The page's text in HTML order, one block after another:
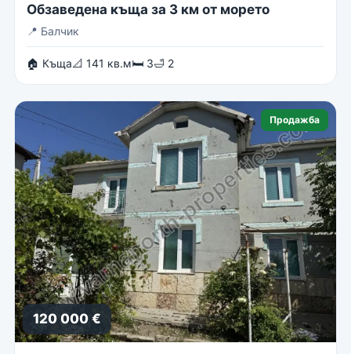
Обзаведена къща за 3 км от морето
📍 Балчик
🏠 Къща📐 141 кв.м🛏 3🛁 2
Продажба
120 000 €